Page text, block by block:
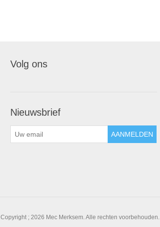
Volg ons
Nieuwsbrief
Copyright ; 2026 Mec Merksem. Alle rechten voorbehouden.